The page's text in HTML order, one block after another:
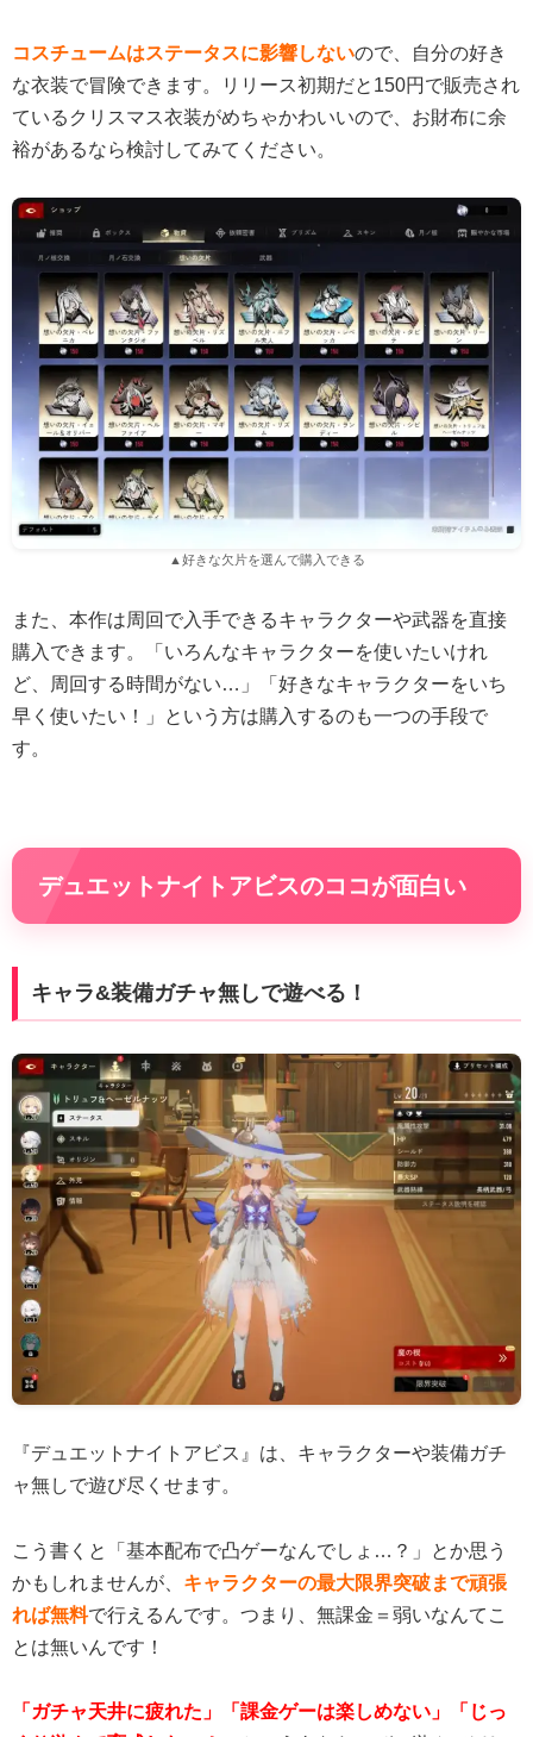
コスチュームはステータスに影響しないので、自分の好き
な衣装で冒険できます。リリース初期だと150円で販売され
ているクリスマス衣装がめちゃかわいいので、お財布に余
裕があるなら検討してみてください。
▲好きな欠片を選んで購入できる
また、本作は周回で入手できるキャラクターや武器を直接
購入できます。「いろんなキャラクターを使いたいけれ
ど、周回する時間がない…」「好きなキャラクターをいち
早く使いたい！」という方は購入するのも一つの手段で
す。
デュエットナイトアビスのココが面白い
キャラ&装備ガチャ無しで遊べる！
『デュエットナイトアビス』は、キャラクターや装備ガチ
ャ無しで遊び尽くせます。
こう書くと「基本配布で凸ゲーなんでしょ…？」とか思う
かもしれませんが、 キャラクターの最大限界突破まで頑張
れば無料で行えるんです。つまり、無課金＝弱いなんてこ
とは無いんです！
「ガチャ天井に疲れた」「課金ゲーは楽しめない」「じっ